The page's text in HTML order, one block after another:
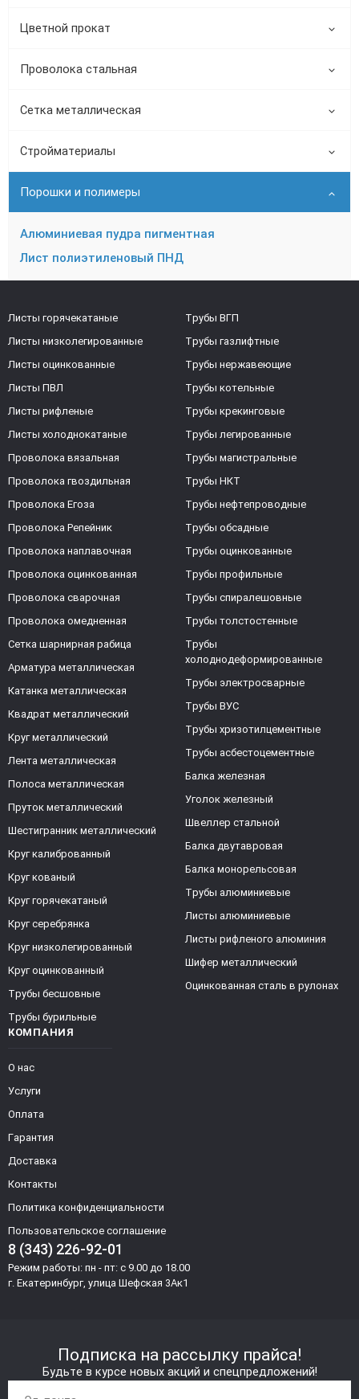
Цветной прокат
Проволока стальная
Сетка металлическая
Стройматериалы
Порошки и полимеры
Алюминиевая пудра пигментная
Лист полиэтиленовый ПНД
КОМПАНИЯ
О нас
Услуги
Оплата
Гарантия
Доставка
Контакты
Политика конфиденциальности
Пользовательское соглашение
8 (343) 226-92-01
Режим работы: пн - пт: с 9.00 до 18.00
г. Екатеринбург, улица Шефская 3Ак1
Листы горячекатаные
Листы низколегированные
Листы оцинкованные
Листы ПВЛ
Листы рифленые
Листы холоднокатаные
Проволока вязальная
Проволока гвоздильная
Проволока Егоза
Проволока Репейник
Проволока наплавочная
Проволока оцинкованная
Проволока сварочная
Проволока омедненная
Сетка шарнирная рабица
Арматура металлическая
Катанка металлическая
Квадрат металлический
Круг металлический
Лента металлическая
Полоса металлическая
Пруток металлический
Шестигранник металлический
Круг калиброванный
Круг кованый
Круг горячекатаный
Круг серебрянка
Круг низколегированный
Круг оцинкованный
Трубы бесшовные
Трубы бурильные
Трубы ВГП
Трубы газлифтные
Трубы нержавеющие
Трубы котельные
Трубы крекинговые
Трубы легированные
Трубы магистральные
Трубы НКТ
Трубы нефтепроводные
Трубы обсадные
Трубы оцинкованные
Трубы профильные
Трубы спиралешовные
Трубы толстостенные
Трубы
холоднодеформированные
Трубы электросварные
Трубы ВУС
Трубы хризотилцементные
Трубы асбестоцементные
Балка железная
Уголок железный
Швеллер стальной
Балка двутавровая
Балка монорельсовая
Трубы алюминиевые
Листы алюминиевые
Листы рифленого алюминия
Шифер металлический
Оцинкованная сталь в рулонах
Подписка на рассылку прайса!
Будьте в курсе новых акций и спецпредложений!